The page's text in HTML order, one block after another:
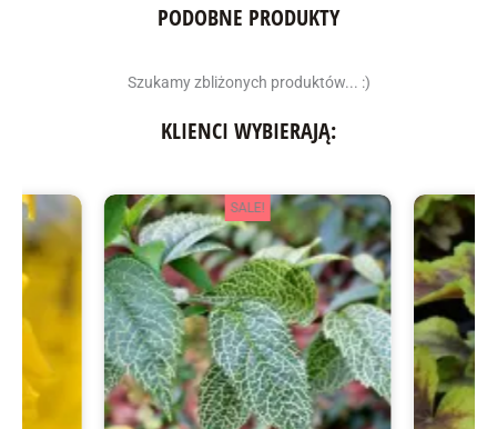
PODOBNE PRODUKTY
Szukamy zbliżonych produktów... :)
KLIENCI WYBIERAJĄ:
SALE!